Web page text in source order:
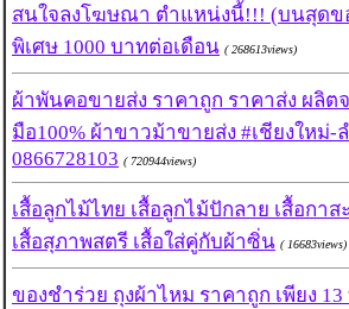
สนใจลงโฆษณา ตำแหน่งนี้!!! (บนสุดข
พิเศษ 1000 บาทต่อเดือน ( 268613views)
ผ้าพันคอขายส่ง ราคาถูก ราคาส่ง ผลิต
มือ100% ผ้าขาวม้าขายส่ง #เชียงใหม่-
0866728103 ( 720944views)
เสื้อลูกไม้ไทย เสื้อลูกไม้ปักลาย เสื้อกาส
เสื้อสุภาพสตรี เสื้อใส่คู่กับผ้าซิ่น ( 16683views)
ของชำร่วย ถุงผ้าไหม ราคาถูก เพียง